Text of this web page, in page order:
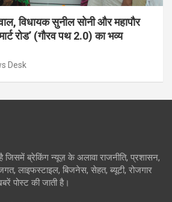
विधायक सुनील सोनी और महापौर
रोड’ (गौरव पथ 2.0) का भव्य
Desk
जिसमें ब्रेकिंग न्यूज़ के अलावा राजनीति, प्रशासन,
लाइफस्टाइल, बिजनेस, सेहत, ब्यूटी, रोजगार
पोस्ट की जाती है।